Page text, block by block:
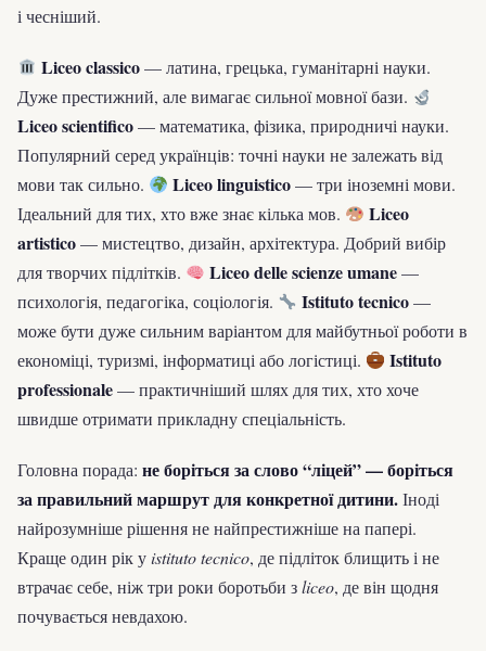
і чесніший.
Liceo classico— латина, грецька, гуманітарні науки.
Дуже престижний, але вимагає сильної мовної бази.
Liceo scientifico— математика, фізика, природничі науки.
Популярний серед українців: точні науки не залежать від
мови так сильно.
Liceo linguistico— три іноземні мови.
Ідеальний для тих, хто вже знає кілька мов.
Liceo
artistico— мистецтво, дизайн, архітектура. Добрий вибір
для творчих підлітків.
Liceo delle scienze umane—
психологія, педагогіка, соціологія.
Istituto tecnico—
може бути дуже сильним варіантом для майбутньої роботи в
економіці, туризмі, інформатиці або логістиці.
Istituto
professionale— практичніший шлях для тих, хто хоче
швидше отримати прикладну спеціальність.
Головна порада: не боріться за слово “ліцей” — боріться
за правильний маршрут для конкретної дитини.Іноді
найрозумніше рішення не найпрестижніше на папері.
Краще один рік уistituto tecnico, де підліток блищить і не
втрачає себе, ніж три роки боротьби зliceo, де він щодня
почувається невдахою.